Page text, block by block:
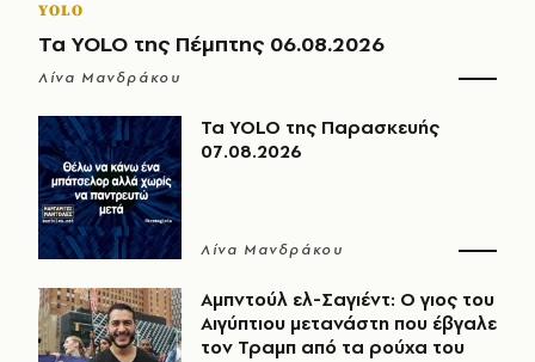
YOLO
Τα YOLO της Πέμπτης 06.08.2026
Λίνα Μανδράκου
Τα YOLO της Παρασκευής
07.08.2026
Λίνα Μανδράκου
Αμπντούλ ελ-Σαγιέντ: Ο γιος του
Αιγύπτιου μετανάστη που έβγαλε
τον Τραμπ από τα ρούχα του